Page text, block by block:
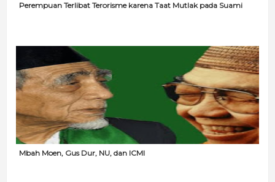
Perempuan Terlibat Terorisme karena Taat Mutlak pada Suami
Mbah Moen, Gus Dur, NU, dan ICMI